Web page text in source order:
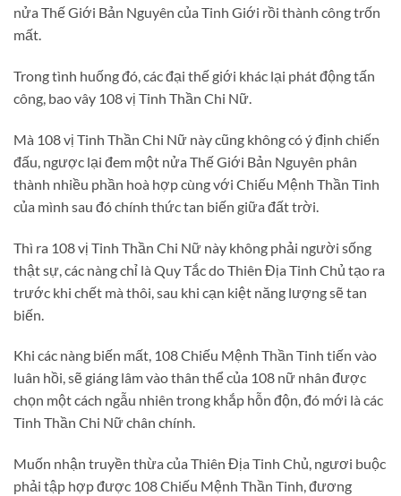
nửa Thế Giới Bản Nguyên của Tinh Giới rồi thành công trốn
mất.
Trong tình huống đó, các đại thế giới khác lại phát động tấn
công, bao vây 108 vị Tinh Thần Chi Nữ.
Mà 108 vị Tinh Thần Chi Nữ này cũng không có ý định chiến
đấu, ngược lại đem một nửa Thế Giới Bản Nguyên phân
thành nhiều phần hoà hợp cùng với Chiếu Mệnh Thần Tinh
của mình sau đó chính thức tan biến giữa đất trời.
Thì ra 108 vị Tinh Thần Chi Nữ này không phải người sống
thật sự, các nàng chỉ là Quy Tắc do Thiên Địa Tinh Chủ tạo ra
trước khi chết mà thôi, sau khi cạn kiệt năng lượng sẽ tan
biến.
Khi các nàng biến mất, 108 Chiếu Mệnh Thần Tinh tiến vào
luân hồi, sẽ giáng lâm vào thân thể của 108 nữ nhân được
chọn một cách ngẫu nhiên trong khắp hỗn độn, đó mới là các
Tinh Thần Chi Nữ chân chính.
Muốn nhận truyền thừa của Thiên Địa Tinh Chủ, ngươi buộc
phải tập hợp được 108 Chiếu Mệnh Thần Tinh, đương